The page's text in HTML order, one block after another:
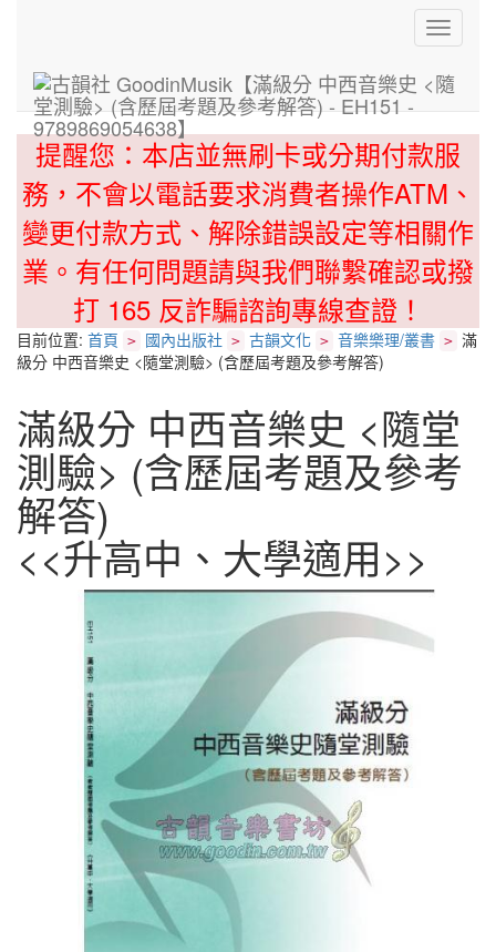
Toggle
提醒您：本店並無刷卡或分期付款服
務，不會以電話要求消費者操作ATM、
變更付款方式、解除錯誤設定等相關作
業。有任何問題請與我們聯繫確認或撥
打 165 反詐騙諮詢專線查證！
目前位置: 首頁 > 國內出版社 > 古韻文化 > 音樂樂理/叢書 > 滿
級分 中西音樂史 <隨堂測驗> (含歷屆考題及參考解答)
滿級分 中西音樂史 <隨堂
測驗> (含歷屆考題及參考
解答)
<<升高中、大學適用>>